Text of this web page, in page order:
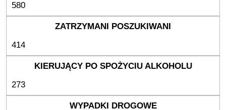
580
414
273